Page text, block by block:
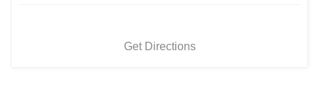
Get Directions